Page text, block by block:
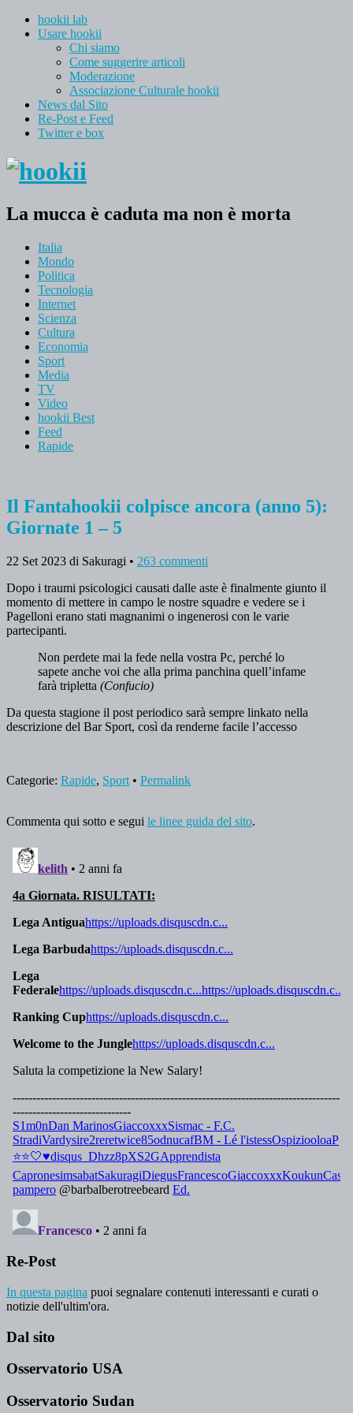
hookii lab
Usare hookii
Chi siamo
Come suggerire articoli
Moderazione
Associazione Culturale hookii
News dal Sito
Re-Post e Feed
Twitter e box
La mucca è caduta ma non è morta
Italia
Mondo
Politica
Tecnologia
Internet
Scienza
Cultura
Economia
Sport
Media
TV
Video
hookii Best
Feed
Rapide
Il Fantahookii colpisce ancora (anno 5):
Giornate 1 – 5
22 Set 2023 di Sakuragi • 263 commenti
Dopo i traumi psicologici causati dalle aste è finalmente giunto il
momento di mettere in campo le nostre squadre e vedere se i
Pagelloni erano stati magnanimi o ingenerosi con le varie
partecipanti.
Non perdete mai la fede nella vostra Pc, perché lo
sapete anche voi che alla prima panchina quell’infame
farà tripletta (Confucio)
Da questa stagione il post periodico sarà sempre linkato nella
descrizione del Bar Sport, così da renderne facile l’accesso
Categorie: Rapide, Sport • Permalink
Commenta qui sotto e segui le linee guida del sito.
Re-Post
In questa pagina puoi segnalare contenuti interessanti e curati o
notizie dell'ultim'ora.
Dal sito
Osservatorio USA
Osservatorio Sudan